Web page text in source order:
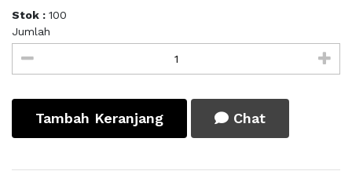
Stok : 100
Jumlah
Tambah Keranjang Chat